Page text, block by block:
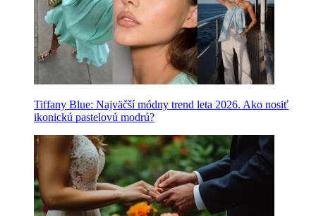
Tiffany Blue: Najväčší módny trend leta 2026. Ako nosiť
ikonickú pastelovú modrú?